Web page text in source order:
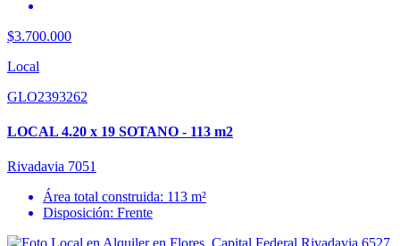
$3.700.000
Local
GLO2393262
LOCAL 4.20 x 19 SOTANO - 113 m2
Rivadavia 7051
Área total construida: 113 m²
Disposición: Frente